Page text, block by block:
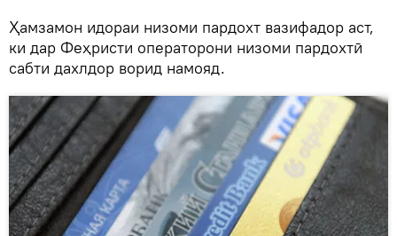
Ҳамзамон идораи низоми пардохт вазифадор аст,
ки дар Феҳристи операторони низоми пардохтӣ
сабти дахлдор ворид намояд.